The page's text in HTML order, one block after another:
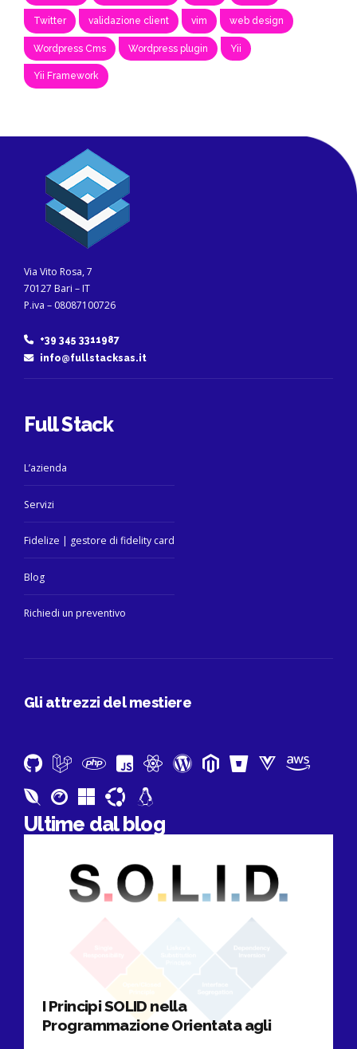
Twitter validazione client vim web design
Wordpress Cms Wordpress plugin Yii
Yii Framework
Via Vito Rosa, 7
70127 Bari – IT
P.iva – 08087100726
+39 345 3311987
info@fullstacksas.it
Full Stack
L’azienda
Servizi
Fidelize | gestore di fidelity card
Blog
Richiedi un preventivo
Gli attrezzi del mestiere
Ultime dal blog
I Principi SOLID nella
Programmazione Orientata agli